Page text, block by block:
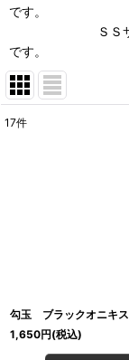
です。
ＳＳサイズ
です
17件
勾玉 ブラックオニキ
1,650円(税込)